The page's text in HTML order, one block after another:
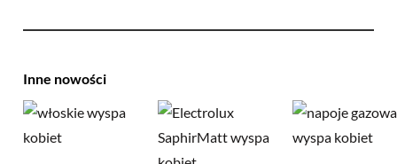
Inne nowości